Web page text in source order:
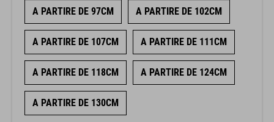
A PARTIRE DE 97CM A PARTIRE DE 102CM
A PARTIRE DE 107CM A PARTIRE DE 111CM
A PARTIRE DE 118CM A PARTIRE DE 124CM
A PARTIRE DE 130CM